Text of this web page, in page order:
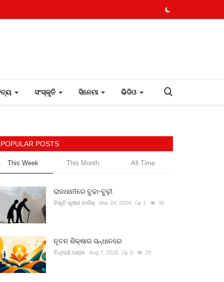
ସଂସ୍କୃତି ସିନେମା ଭିଡିଓ
POPULAR POSTS
This Week This Month All Time
ରାଜଧାନୀରେ ବୁଢା-ବୁଢ଼ୀ
ବିଭୂତି ଭୂଷଣ ବାରିକ୍ Mar 24, 2024 1 36
ନୂତନ ଶିକ୍ଷାର ସନ୍ଧାନରେ
ଚିନ୍ମୟୀ ପଣ୍ଡା Aug 7, 2026 0 29